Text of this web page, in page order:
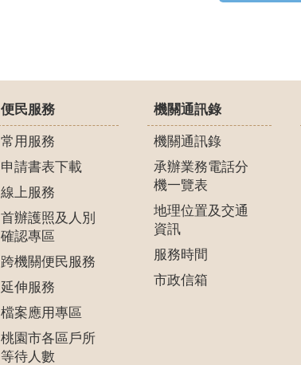
便民服務
常用服務
申請書表下載
線上服務
首辦護照及人別
確認專區
跨機關便民服務
延伸服務
檔案應用專區
桃園市各區戶所
等待人數
機關通訊錄
機關通訊錄
承辦業務電話分
機一覽表
地理位置及交通
資訊
服務時間
市政信箱